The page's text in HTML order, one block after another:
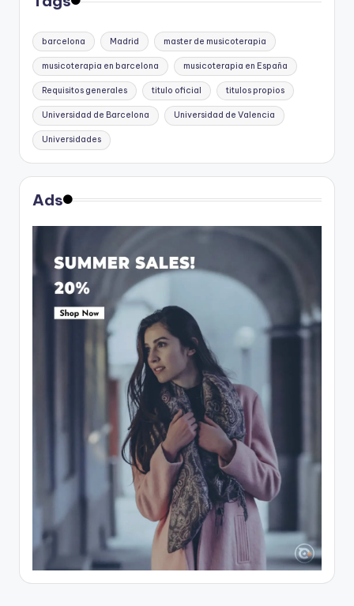
barcelona Madrid master de musicoterapia
musicoterapia en barcelona musicoterapia en España
Requisitos generales titulo oficial titulos propios
Universidad de Barcelona Universidad de Valencia
Universidades
Ads